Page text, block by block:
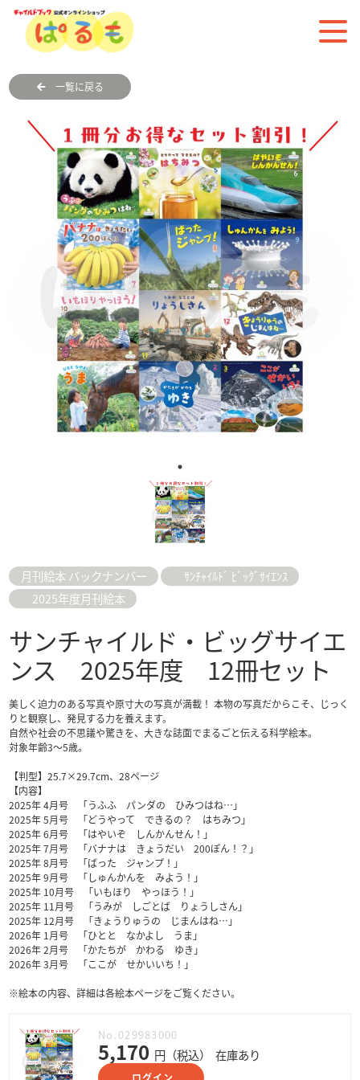
一覧に戻る
月刊絵本 バックナンバー
ｻﾝﾁｬｲﾙﾄﾞ ﾋﾞｯｸﾞｻｲｴﾝｽ
2025年度月刊絵本
サンチャイルド・ビッグサイエ
ンス 2025年度 12冊セット
美しく迫力のある写真や原寸大の写真が満載！ 本物の写真だからこそ、じっく
りと観察し、発見する力を養えます。
自然や社会の不思議や驚きを、大きな誌面でまるごと伝える科学絵本。
対象年齢3～5歳。
【判型】25.7×29.7cm、28ページ
【内容】
2025年 4月号 「うふふ パンダの ひみつはね…」
2025年 5月号 「どうやって できるの？ はちみつ」
2025年 6月号 「はやいぞ しんかんせん！」
2025年 7月号 「バナナは きょうだい 200ぽん！？」
2025年 8月号 「ばった ジャンプ！」
2025年 9月号 「しゅんかんを みよう！」
2025年 10月号 「いもほり やっほう！」
2025年 11月号 「うみが しごとば りょうしさん」
2025年 12月号 「きょうりゅうの じまんはね…」
2026年 1月号 「ひとと なかよし うま」
2026年 2月号 「かたちが かわる ゆき」
2026年 3月号 「ここが せかいいち！」
※絵本の内容、詳細は各絵本ページをご覧ください。
No.029983000
5,170 円（税込） 在庫あり
ログイン